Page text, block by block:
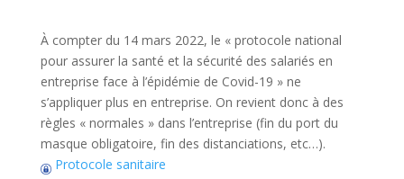
À compter du 14 mars 2022, le « protocole national
pour assurer la santé et la sécurité des salariés en
entreprise face à l’épidémie de Covid-19 » ne
s’appliquer plus en entreprise. On revient donc à des
règles « normales » dans l’entreprise (fin du port du
masque obligatoire, fin des distanciations, etc…).
Protocole sanitaire